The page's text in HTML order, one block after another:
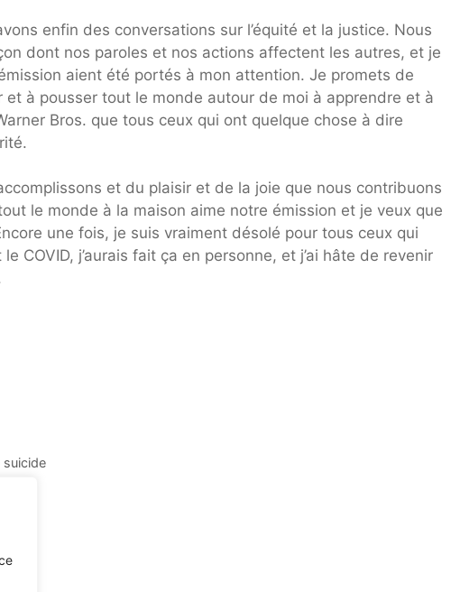
enfin des conversations sur l’équité et la justice. Nous
dont nos paroles et nos actions affectent les autres, et je
aient été portés à mon attention. Je promets de
à pousser tout le monde autour de moi à apprendre et à
Bros. que tous ceux qui ont quelque chose à dire
et du plaisir et de la joie que nous contribuons
le monde à la maison aime notre émission et je veux que
une fois, je suis vraiment désolé pour tous ceux qui
COVID, j’aurais fait ça en personne, et j’ai hâte de revenir
suicide